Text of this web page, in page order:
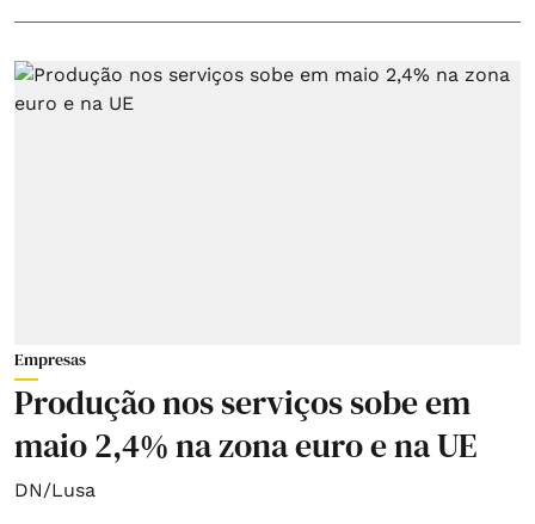
Empresas
Produção nos serviços sobe em
maio 2,4% na zona euro e na UE
DN/Lusa